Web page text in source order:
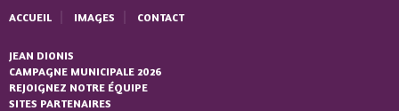
ACCUEIL IMAGES CONTACT
JEAN DIONIS
CAMPAGNE MUNICIPALE 2026
REJOIGNEZ NOTRE ÉQUIPE
SITES PARTENAIRES